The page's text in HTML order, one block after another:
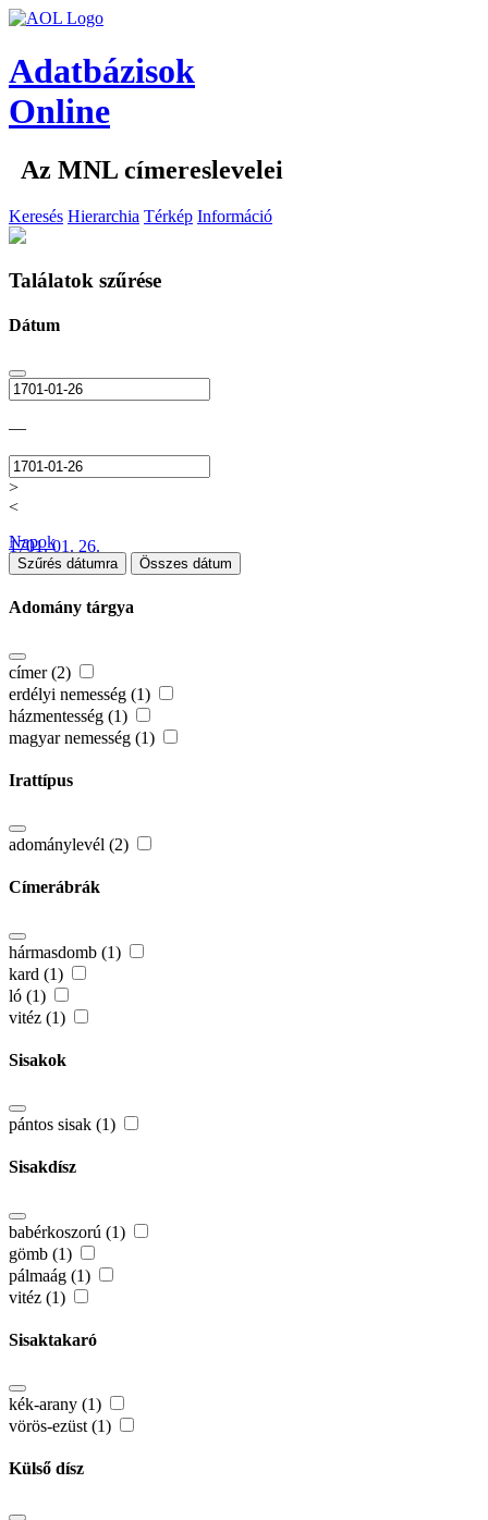
Adatbázisok
Online
Az MNL címereslevelei
Keresés Hierarchia Térkép Információ
Találatok szűrése
Dátum
—
>
<
1701. 01. 26.
Napok
Szűrés dátumra Összes dátum
Adomány tárgya
címer (2)
erdélyi nemesség (1)
házmentesség (1)
magyar nemesség (1)
Irattípus
adománylevél (2)
Címerábrák
hármasdomb (1)
kard (1)
ló (1)
vitéz (1)
Sisakok
pántos sisak (1)
Sisakdísz
babérkoszorú (1)
gömb (1)
pálmaág (1)
vitéz (1)
Sisaktakaró
kék-arany (1)
vörös-ezüst (1)
Külső dísz